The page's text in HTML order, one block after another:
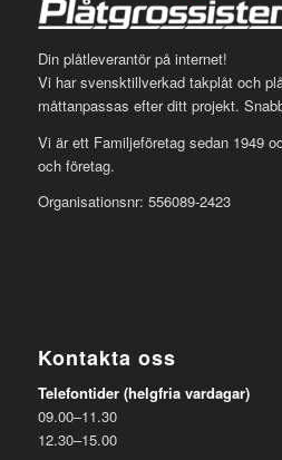
Din plåtleverantör på internet!
Vi har svensktillverkad takplåt och
måttanpassas efter ditt projekt.
Vi är ett Familjeföretag sedan 1949
och företag.
Organisationsnr: 556089-2423
Kontakta oss
Telefontider (helgfria vardagar)
09.00–11.30
12.30–15.00